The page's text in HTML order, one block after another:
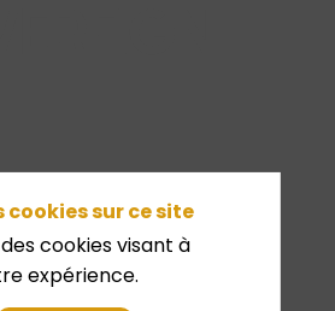
2026
Paris
cookies sur ce site
cookies visant à
expérience.